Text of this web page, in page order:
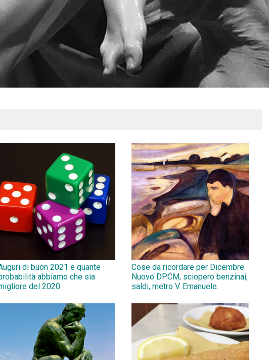
di buon 2021 e quante
abbiamo che sia
del 2020.
Cose da ricordare per Dicembre.
Nuovo DPCM, sciopero benzinai,
saldi, metro V. Emanuele.